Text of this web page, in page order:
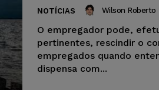
NOTÍCIAS Wilson Roberto
O empregador pode,
pertinentes, rescindir o
empregados quando
dispensa com...